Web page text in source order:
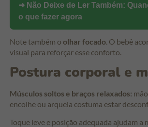
➜ Não Deixe de Ler Também:
o que fazer agora
Note também o olhar focado. O bebê
visual para reforçar esse conforto.
Postura corporal e
Músculos soltos e braços relaxados:
encolhe ou arqueia costuma estar
Toque leve e posição adequada ajudam